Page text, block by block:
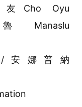
友Cho Oyu
Manaslu
安娜普納